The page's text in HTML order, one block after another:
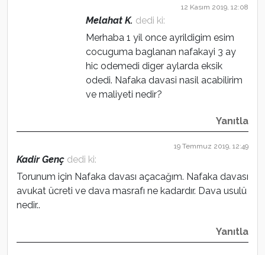
Melahat K. dedi ki:
12 Kasım 2019, 12:08
Merhaba 1 yil once ayrildigim esim
cocuguma baglanan nafakayi 3 ay
hic odemedi diger aylarda eksik
odedi. Nafaka davasi nasil acabilirim
ve maliyeti nedir?
Yanıtla
Kadir Genç dedi ki:
19 Temmuz 2019, 12:49
Torunum için Nafaka davası açacağım. Nafaka davası
avukat ücreti ve dava masrafı ne kadardır. Dava usulü
nedir..
Yanıtla